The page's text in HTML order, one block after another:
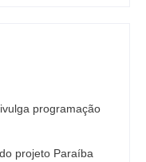
programação
projeto Paraíba